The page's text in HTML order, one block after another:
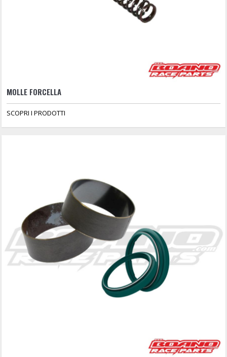
MOLLE FORCELLA
SCOPRI I PRODOTTI